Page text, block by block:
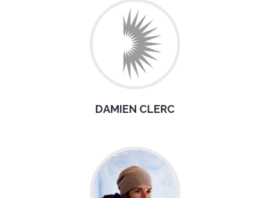
DAMIEN CLERC